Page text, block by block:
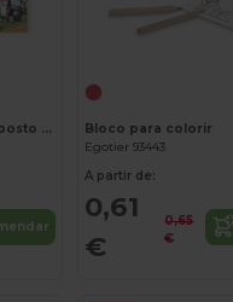
Jogo de autocolantes composto por seis folhas
Bloco para colorir
Egotier 93443
A partir de:
0,61
€
0,65
€